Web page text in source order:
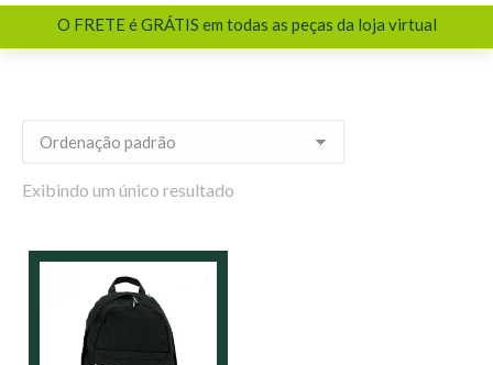
O FRETE é GRÁTIS em todas as peças da loja virtual
O FRETE é GRÁTIS em todas as peças da loja virtual
Exibindo um único resultado